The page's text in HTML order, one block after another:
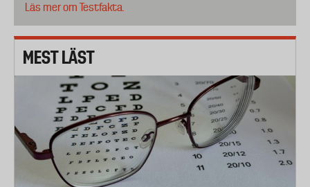
Läs mer om Testfakta.
MEST LÄST